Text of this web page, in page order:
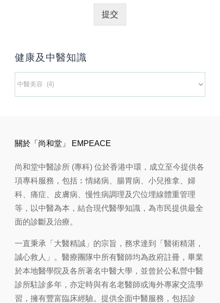
提交
健康及中醫知識
知
識
關於「尚和堂」 EMPEACE
尚和堂中醫診所 (專科) 位於香港中環，成立至今提供各
項專科服務，包括︰情緒病、腸胃病、小兒推拿、婦
科、痛症、皮膚病、慢性病調理及穴位埋線體重管理
等，以中醫為本，結合現代醫學知識，為市民提供最全
面的診斷及治療。
一直秉承「大醫精誠」的宗旨，務求達到「醫術精湛，
誠心救人」。醫療團隊中所有醫師均為政府註冊，畢業
於本地醫學院及各所著名中醫大學，並曾於公私營中醫
診所駐診多年，亦定時與有名老醫師或海外專家交流學
習，擁有豐富臨床經驗。提供全面中醫服務 ，包括診